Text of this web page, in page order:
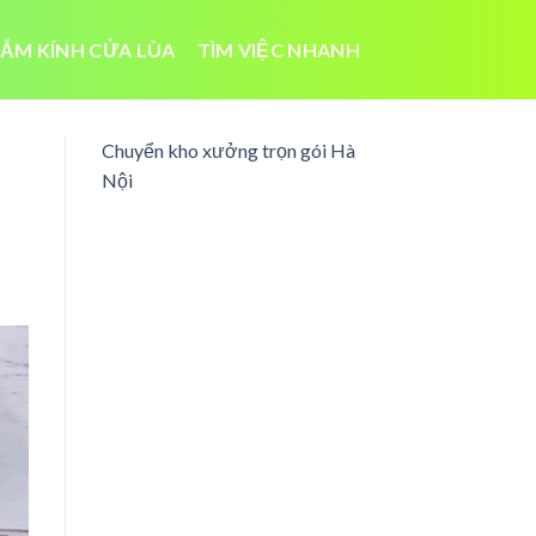
KÍNH CỬA LÙA TÌM VIỆC NHANH
Chuyển kho xưởng trọn gói Hà
Nội